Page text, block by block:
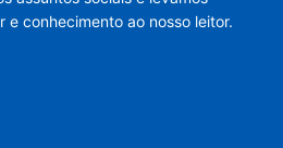
conhecimento ao nosso leitor.